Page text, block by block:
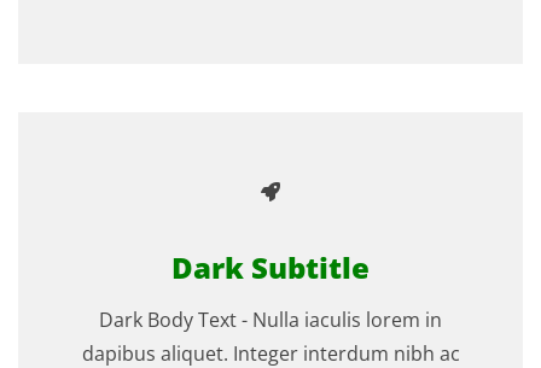
Dark Subtitle
Dark Body Text - Nulla iaculis lorem in
dapibus aliquet. Integer interdum nibh ac